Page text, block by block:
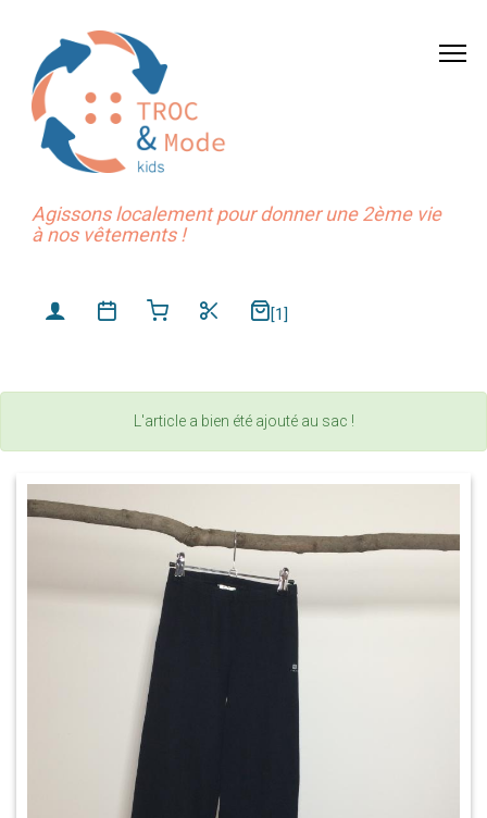
Agissons localement pour donner une 2ème vie
à nos vêtements !
[1]
L'article a bien été ajouté au sac !